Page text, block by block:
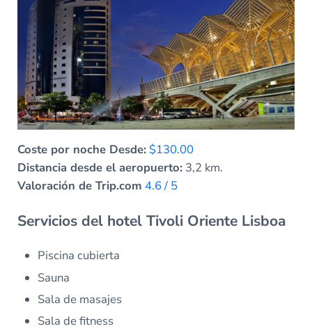
Coste por noche Desde: $130.00
Distancia desde el aeropuerto:3,2 km.
Valoración de Trip.com 4.6 / 5
Servicios del hotel Tivoli Oriente Lisboa
Piscina cubierta
Sauna
Sala de masajes
Sala de fitness